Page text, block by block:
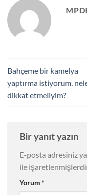
Bahçeme bir kamelya
yaptırma istiyorum.
dikkat etmeliyim?
Bir yanıt yazın
E-posta adresiniz
ile
Yorum *